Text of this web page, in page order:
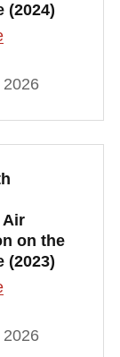
(2024)
2026
Air
on the
(2023)
2026